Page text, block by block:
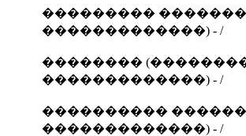
���������
�������������) - /
��������
�������������) - /
����������
�������������) - /